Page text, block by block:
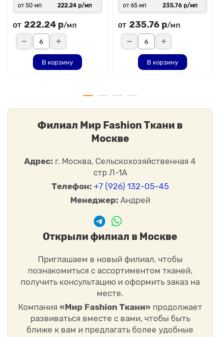
со своим неповторимым
от 50 мп 222.24 р/мп
от 222.24 р/мп
В корзину
от 65 мп 235.76 р/мп
от 235.76 р/мп
В корзину
Филиал Мир Fashion Ткани в
Москве
Адрес: г. Москва, Сельскохозяйственная 4
стр Л-1А
Телефон: +7 (926) 132-05-45
Менеджер: Андрей
Открыли филиал в Москве
Приглашаем в новый филиал, чтобы
познакомиться с ассортиментом тканей,
получить консультацию и оформить заказ на
месте.
Компания «Мир Fashion Ткани» продолжает
развиваться вместе с вами, чтобы быть
ближе к вам и предлагать более удобные